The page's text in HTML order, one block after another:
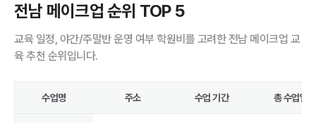
전남 메이크업 순위 TOP 5
교육 일정, 야간/주말반 운영 여부 학원비를 고려한 전남 메이크업 교
육 추천 순위입니다.
수업명 주소 수업 기간 총 수업일